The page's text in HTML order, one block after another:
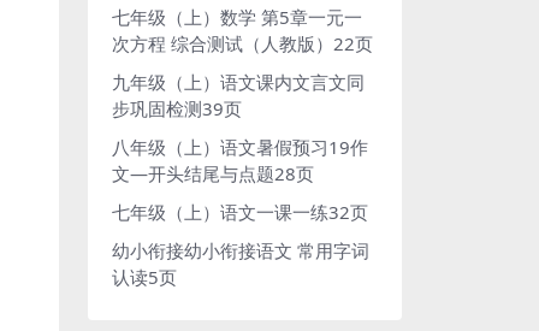
七年级（上）数学 第5章一元一
次方程 综合测试（人教版）22页
九年级（上）语文课内文言文同
步巩固检测39页
八年级（上）语文暑假预习19作
文—开头结尾与点题28页
七年级（上）语文一课一练32页
幼小衔接幼小衔接语文 常用字词
认读5页